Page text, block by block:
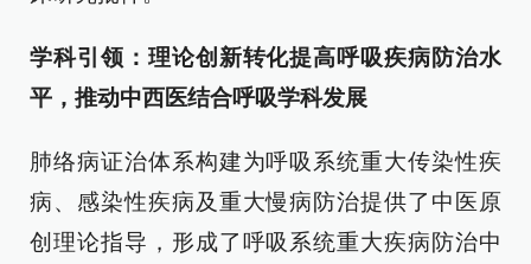
学科引领：理论创新转化提高呼吸疾病防治水
平，推动中西医结合呼吸学科发展
肺络病证治体系构建为呼吸系统重大传染性疾
病、感染性疾病及重大慢病防治提供了中医原
创理论指导，形成了呼吸系统重大疾病防治中